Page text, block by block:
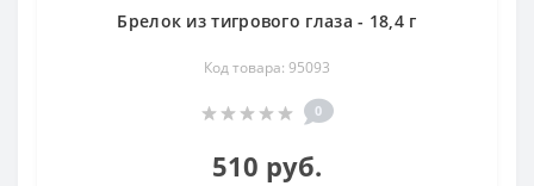
Брелок из тигрового глаза - 18,4 г
Код товара: 95093
0
510 руб.